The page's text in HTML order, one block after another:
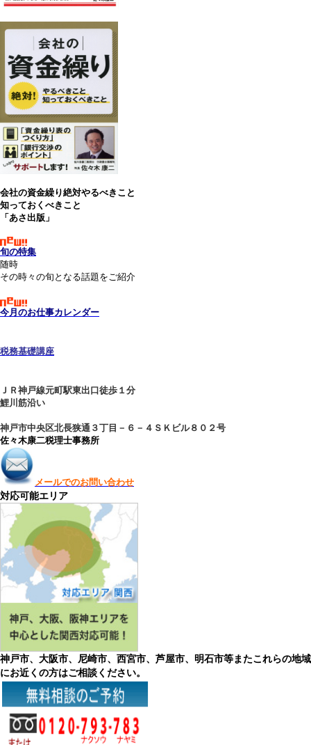
会社の資金繰り絶対やるべきこと
知っておくべきこと
「あさ出版」
旬の特集
随時
その時々の旬となる話題をご紹介
今月のお仕事カレンダー
税務基礎講座
ＪＲ神戸線元町駅東出口徒歩１分
鯉川筋沿い
神戸市中央区北長狭通３丁目－６－４ＳＫビル８０２号
佐々木康二税理士事務所
メールでのお問い合わせ
対応可能エリア
神戸市、大阪市、尼崎市、西宮市、芦屋市、明石市等またこれらの地域
にお近くの方はご相談ください。